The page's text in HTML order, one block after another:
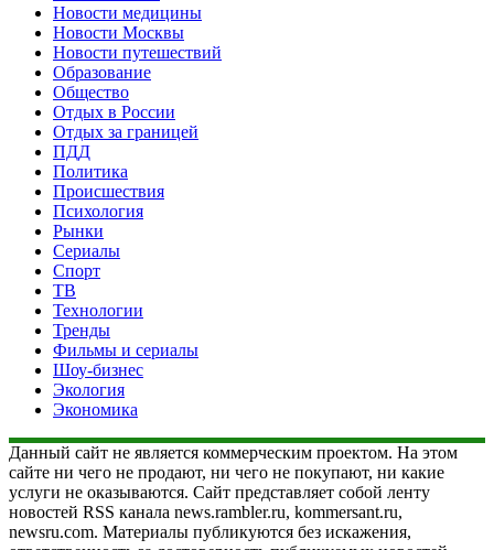
Новости медицины
Новости Москвы
Новости путешествий
Образование
Общество
Отдых в России
Отдых за границей
ПДД
Политика
Происшествия
Психология
Рынки
Сериалы
Спорт
ТВ
Технологии
Тренды
Фильмы и сериалы
Шоу-бизнес
Экология
Экономика
Данный сайт не является коммерческим проектом. На этом
сайте ни чего не продают, ни чего не покупают, ни какие
услуги не оказываются. Сайт представляет собой ленту
новостей RSS канала news.rambler.ru, kommersant.ru,
newsru.com. Материалы публикуются без искажения,